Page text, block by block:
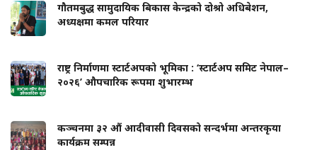
गौतमबुद्ध सामुदायिक बिकास केन्द्रको दोश्रो अधिबेशन,
अध्यक्षमा कमल परियार
राष्ट्र निर्माणमा स्टार्टअपको भूमिका : ‘स्टार्टअप समिट नेपाल–
२०२६’ औपचारिक रूपमा शुभारम्भ
कञ्चनमा ३२ औं आदीवासी दिवसको सन्दर्भमा अन्तरकृया
कार्यक्रम सम्पन्न